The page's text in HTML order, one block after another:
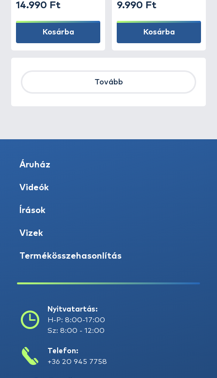
14.990 Ft
Kosárba
9.990 Ft
Kosárba
Tovább
Áruház
Videók
Írások
Vizek
Termékösszehasonlítás
Nyitvatartás:
H-P: 8:00-17:00
Sz: 8:00 - 12:00
Telefon:
+36 20 945 7758